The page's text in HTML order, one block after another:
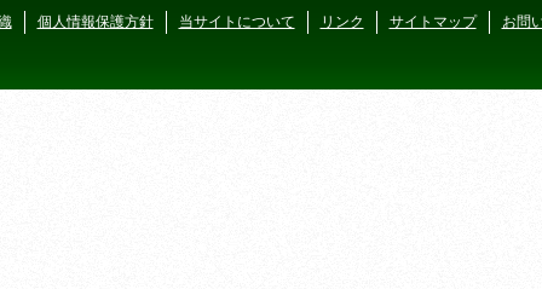
個人情報保護方針 当サイトについて リンク サイトマップ お問